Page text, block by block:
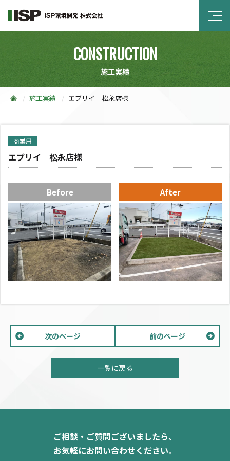
CONSTRUCTION
施工実績
施工実績 エブリイ 松永店様
商業用
エブリイ 松永店様
Before After
次のページ 前のページ
一覧に戻る
ご相談・ご質問ございましたら、
お気軽にお問い合わせください。